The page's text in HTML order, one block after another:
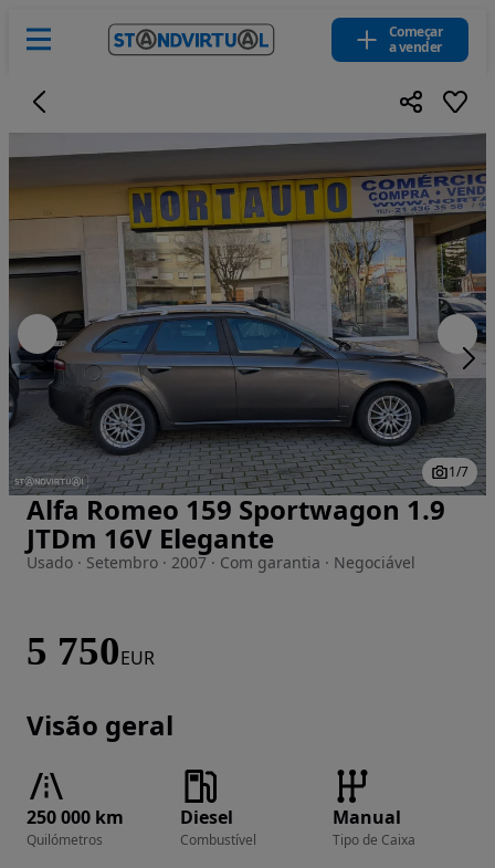
Começar
a vender
Imagem 1 de 7
1/7
Alfa Romeo 159 Sportwagon 1.9
JTDm 16V Elegante
Usado · Setembro · 2007 · Com garantia · Negociável
5 750EUR
Visão geral
250 000 km
Quilómetros
Diesel
Combustível
Manual
Tipo de Caixa